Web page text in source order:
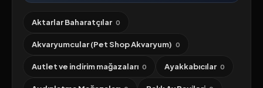
Aktarlar Baharatçılar 0
Akvaryumcular (Pet Shop Akvaryum) 0
Autlet ve indirim mağazaları 0 Ayakkabıcılar 0